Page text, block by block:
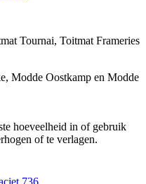
Tournai, Toitmat Frameries
, Modde Oostkamp en Modde
hoeveelheid in of gebruik
of te verlagen.